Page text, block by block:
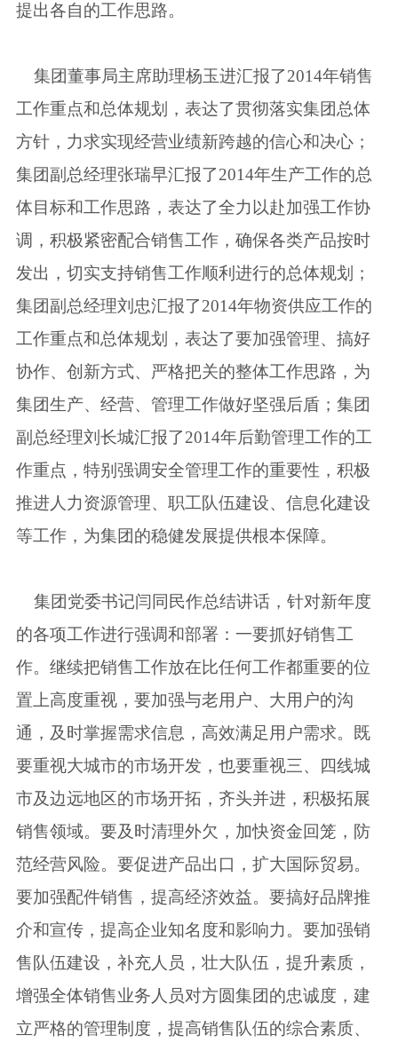
提出各自的工作思路。
集团董事局主席助理杨玉进汇报了2014年销售
工作重点和总体规划，表达了贯彻落实集团总体
方针，力求实现经营业绩新跨越的信心和决心；
集团副总经理张瑞早汇报了2014年生产工作的总
体目标和工作思路，表达了全力以赴加强工作协
调，积极紧密配合销售工作，确保各类产品按时
发出，切实支持销售工作顺利进行的总体规划；
集团副总经理刘忠汇报了2014年物资供应工作的
工作重点和总体规划，表达了要加强管理、搞好
协作、创新方式、严格把关的整体工作思路，为
集团生产、经营、管理工作做好坚强后盾；集团
副总经理刘长城汇报了2014年后勤管理工作的工
作重点，特别强调安全管理工作的重要性，积极
推进人力资源管理、职工队伍建设、信息化建设
等工作，为集团的稳健发展提供根本保障。
集团党委书记闫同民作总结讲话，针对新年度
的各项工作进行强调和部署：一要抓好销售工
作。继续把销售工作放在比任何工作都重要的位
置上高度重视，要加强与老用户、大用户的沟
通，及时掌握需求信息，高效满足用户需求。既
要重视大城市的市场开发，也要重视三、四线城
市及边远地区的市场开拓，齐头并进，积极拓展
销售领域。要及时清理外欠，加快资金回笼，防
范经营风险。要促进产品出口，扩大国际贸易。
要加强配件销售，提高经济效益。要搞好品牌推
介和宣传，提高企业知名度和影响力。要加强销
售队伍建设，补充人员，壮大队伍，提升素质，
增强全体销售业务人员对方圆集团的忠诚度，建
立严格的管理制度，提高销售队伍的综合素质、